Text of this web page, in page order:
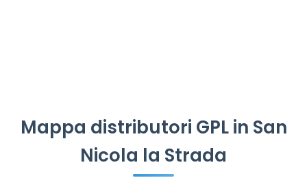
Mappa distributori GPL in San
Nicola la Strada